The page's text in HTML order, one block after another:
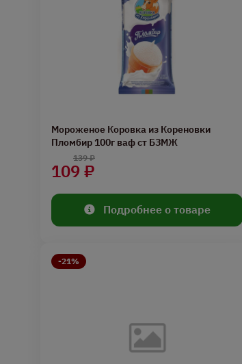
Мороженое Коровка из Кореновки
Пломбир 100г ваф ст БЗМЖ
109 ₽
139 ₽
Подробнее о товаре
-21%